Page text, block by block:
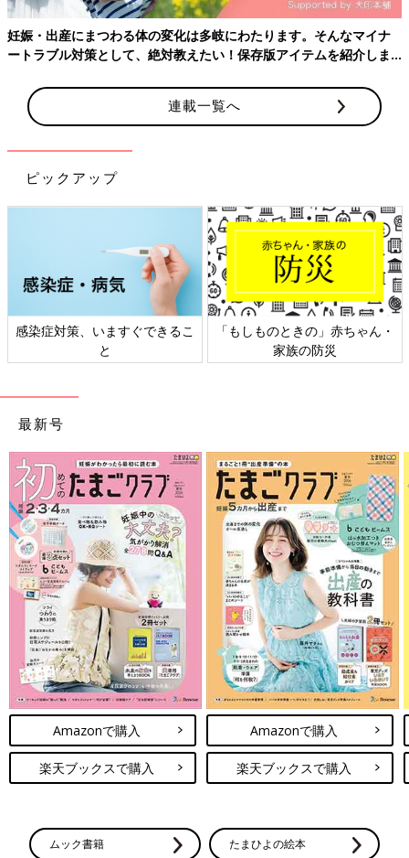
妊娠・出産にまつわる体の変化は多岐にわたります。そんなマイナ
ートラブル対策として、絶対教えたい！保存版アイテムを紹介しま
連載一覧へ
ピックアップ
感染症対策、いますぐできるこ
と
「もしものときの」赤ちゃん・
家族の防災
最新号
Amazonで購入
楽天ブックスで購入
Amazonで購入
楽天ブックスで購入
ムック書籍 たまひよの絵本